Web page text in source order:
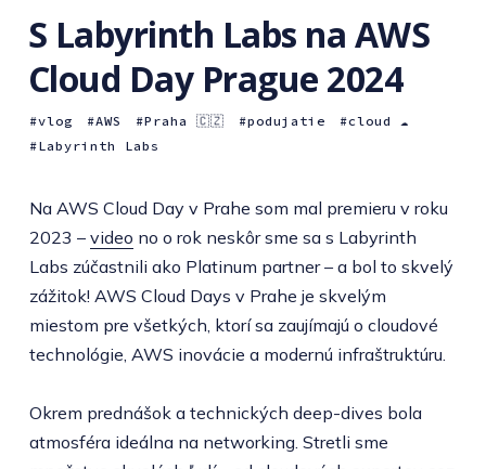
S Labyrinth Labs na AWS
Cloud Day Prague 2024
vlog AWS Praha 🇨🇿 podujatie
cloud ☁️
Labyrinth Labs
Na AWS Cloud Day v Prahe som mal premieru v roku
2023 – video no o rok neskôr sme sa s Labyrinth
Labs zúčastnili ako Platinum partner – a bol to skvelý
zážitok! AWS Cloud Days v Prahe je skvelým
miestom pre všetkých, ktorí sa zaujímajú o cloudové
technológie, AWS inovácie a modernú infraštruktúru.
Okrem prednášok a technických deep-dives bola
atmosféra ideálna na networking. Stretli sme